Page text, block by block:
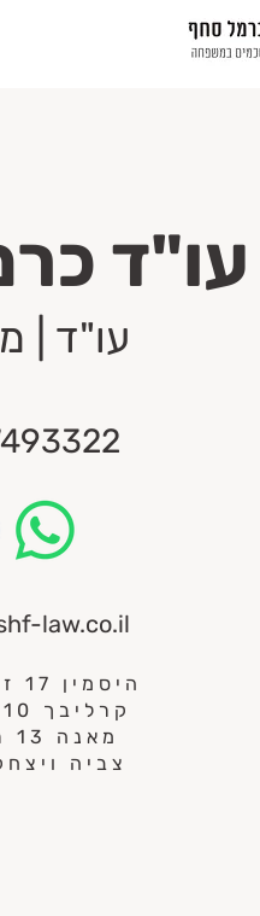
עו"ד
עו"ד |
law.co.il
היסמין 17 זכרון יעקב
קרליבך 10 תל אביב
מאנה 13 תל אביב
צביה ויצחק 1